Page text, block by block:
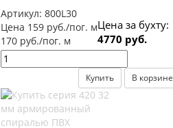
Артикул: 800L30
Цена 159 руб./пог. м
170 руб./пог. м
Цена за бухту:
4770 руб.
Купить В корзине